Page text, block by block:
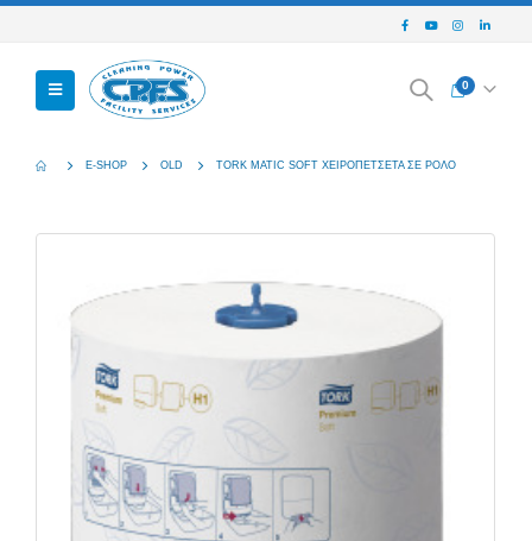
0
E-SHOP OLD TORK MATIC SOFT ΧΕΙΡΟΠΕΤΣΕΤΑ ΣΕ ΡΟΛΟ